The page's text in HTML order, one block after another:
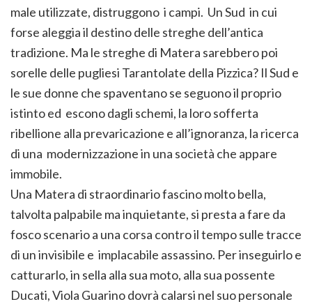
male utilizzate, distruggono i campi. Un Sud in cui
forse aleggia il destino delle streghe dell’antica
tradizione. Ma le streghe di Matera sarebbero poi
sorelle delle pugliesi Tarantolate della Pizzica? Il Sud e
le sue donne che spaventano se seguono il proprio
istinto ed escono dagli schemi, la loro sofferta
ribellione alla prevaricazione e all’ignoranza, la ricerca
di una modernizzazione in una società che appare
immobile.
Una Matera di straordinario fascino molto bella,
talvolta palpabile ma inquietante, si presta a fare da
fosco scenario a una corsa contro il tempo sulle tracce
di un invisibile e implacabile assassino. Per inseguirlo e
catturarlo, in sella alla sua moto, alla sua possente
Ducati, Viola Guarino dovrà calarsi nel suo personale